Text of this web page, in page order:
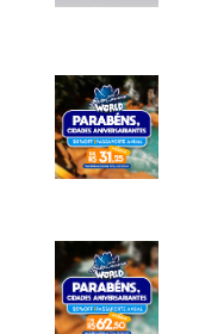
INFO
INFO